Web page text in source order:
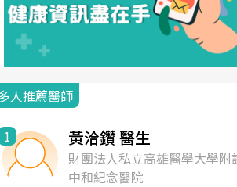
人推薦醫師
1 黃洽鑽 醫生
財團法人私立高雄醫學大學附
中和紀念醫院